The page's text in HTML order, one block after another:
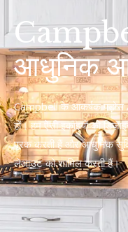
आधुनिक
Campbell के आकर्षक पड़ोस
हों। हम ऐसी इकाइयों को
पूरक करती हैं और आधुनिक
लेआउट को शामिल करती हैं।